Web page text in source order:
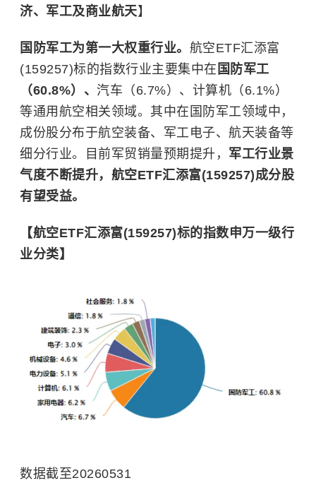
济、军工及商业航天】
国防军工为第一大权重行业。 航空ETF汇添富
(159257)标的指数行业主要集中在 国防军工
（60.8%）、 汽车（6.7%）、计算机（6.1%）
等通用航空相关领域。其中在国防军工领域中，
成份股分布于航空装备、军工电子、航天装备等
细分行业。目前军贸销量预期提升， 军工行业景
气度不断提升，航空ETF汇添富(159257)成分股
有望受益。
【航空ETF汇添富(159257)标的指数申万一级行
业分类】
数据截至20260531